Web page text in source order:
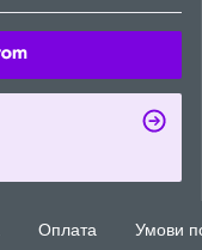
Оплата Умови